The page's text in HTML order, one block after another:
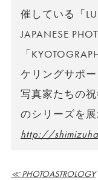
催している「
JAPANESE
「
ケリングサポ
写真家たちの
のシリーズを展
http://
≪ PHOTOASTROLOGY